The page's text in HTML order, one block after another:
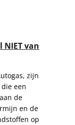
van
zijn
een
de
en de
op